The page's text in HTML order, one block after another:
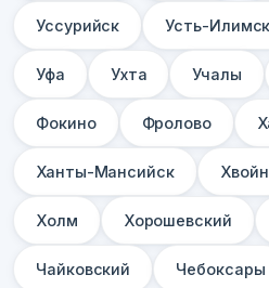
Уссурийск Усть-Илимск
Уфа Ухта Учалы
Фокино Фролово
Ханты-Мансийск
Холм Хорошевский
Чайковский Чебоксары